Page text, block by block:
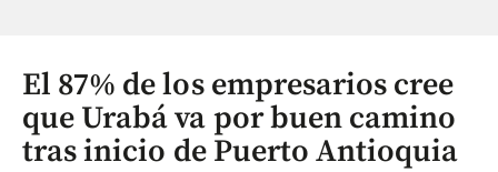
El 87% de los empresarios cree
que Urabá va por buen camino
tras inicio de Puerto Antioquia